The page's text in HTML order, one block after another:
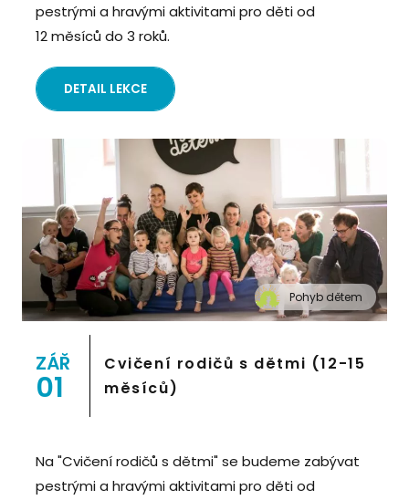
pestrými a hravými aktivitami pro děti od
12 měsíců do 3 roků.
DETAIL LEKCE
" alt="Cvičení pro děti "Pohyb dětem", Praha 2,
Prostor 8">
Pohyb dětem
ZÁŘ
01
Cvičení rodičů s dětmi (12-15
měsíců)
Na "Cvičení rodičů s dětmi" se budeme zabývat
pestrými a hravými aktivitami pro děti od